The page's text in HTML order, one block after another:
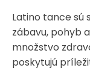
Latino tance sú
zábavu, pohyb
množstvo
poskytujú